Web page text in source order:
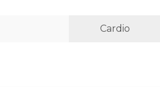
Cardio